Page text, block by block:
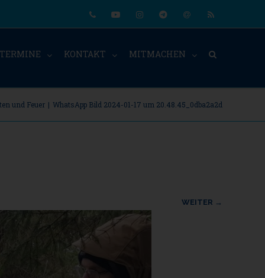
TERMINE KONTAKT MITMACHEN
und Feuer | WhatsApp Bild 2024-01-17 um 20.48.45_0dba2a2d
WEITER →